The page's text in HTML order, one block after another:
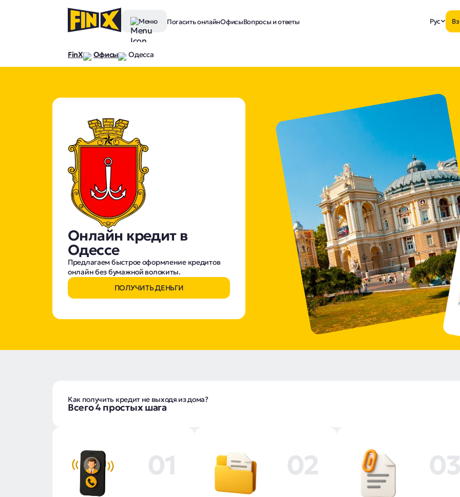
Меню Погасить онлайнОфисыВопросы и ответы Рус
FinX Офисы Одесса
Онлайн кредит в
Одессе
Предлагаем быстрое оформление кредитов
онлайн без бумажной волокиты.
ПОЛУЧИТЬ ДЕНЬГИ
Как получить кредит не выходя из дома?
Всего 4 простых шага
01 02 03